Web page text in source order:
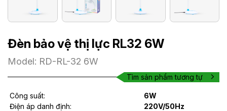
Đèn bảo vệ thị lực RL32 6W
Model: RD-RL-32 6W
Tìm sản phẩm tương tự
Công suất:
6W
Điện áp danh định:
220V/50Hz